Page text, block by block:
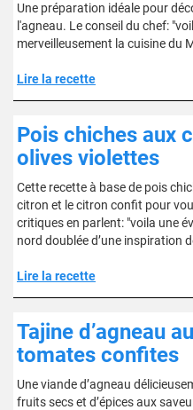
Une préparation idéale pour
l'agneau. Le conseil du chef:
merveilleusement la cuisine du
Lire la recette
Pois chiches aux
olives violettes
Cette recette à base de pois
citron et le citron confit pour
critiques en parlent: "voila une
nord doublée d’une inspiration
Lire la recette
Tajine d’agneau
tomates confites
Une viande d’agneau
fruits secs et d’épices aux